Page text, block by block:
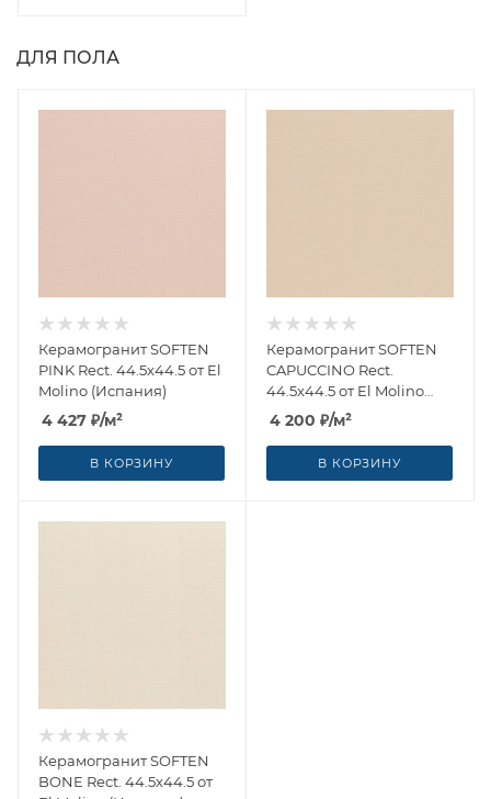
ДЛЯ ПОЛА
Керамогранит SOFTEN
PINK Rect. 44.5x44.5 от El
Molino (Испания)
4 427 ₽/м²
В КОРЗИНУ
Керамогранит SOFTEN
CAPUCCINO Rect.
44.5x44.5 от El Molino
(Испания)
4 200 ₽/м²
В КОРЗИНУ
Керамогранит SOFTEN
BONE Rect. 44.5x44.5 от